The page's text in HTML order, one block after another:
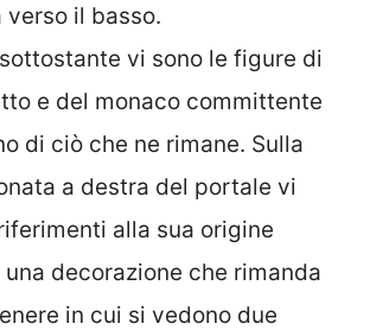
il basso.
vi sono le figure di
e del monaco committente
di ciò che ne rimane. Sulla
a destra del portale vi
alla sua origine
decorazione che rimanda
in cui si vedono due